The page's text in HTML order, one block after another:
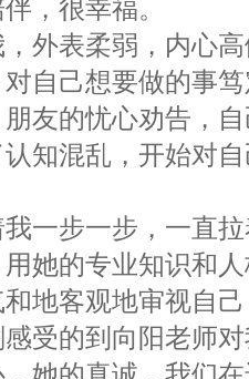
，很幸福。
外表柔弱，内心
自己想要做的事
友的忧心劝告，
知混乱，开始对
一步一步，一直
她的专业知识和
地客观地审视自
受的到向阳老师